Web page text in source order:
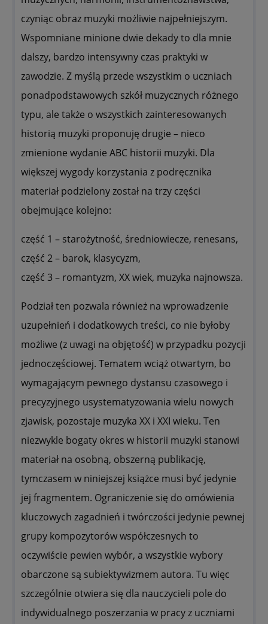
czyniąc obraz muzyki możliwie najpełniejszym.
Wspomniane minione dwie dekady to dla mnie
dalszy, bardzo intensywny czas praktyki w
zawodzie. Z myślą przede wszystkim o uczniach
ponadpodstawowych szkół muzycznych różnego
typu, ale także o wszystkich zainteresowanych
historią muzyki proponuję drugie – nieco
zmienione wydanie ABC historii muzyki. Dla
większej wygody korzystania z podręcznika
materiał podzielony został na trzy części
obejmujące kolejno:
część 1 – starożytność, średniowiecze, renesans,
część 2 – barok, klasycyzm,
część 3 – romantyzm, XX wiek, muzyka najnowsza.
Podział ten pozwala również na wprowadzenie
uzupełnień i dodatkowych treści, co nie byłoby
możliwe (z uwagi na objętość) w przypadku pozycji
jednoczęściowej. Tematem wciąż otwartym, bo
wymagającym pewnego dystansu czasowego i
precyzyjnego usystematyzowania wielu nowych
zjawisk, pozostaje muzyka XX i XXI wieku. Ten
niezwykle bogaty okres w historii muzyki stanowi
materiał na osobną, obszerną publikację,
tymczasem w niniejszej książce musi być jedynie
jej fragmentem. Ograniczenie się do omówienia
kluczowych zagadnień i twórczości jedynie pewnej
grupy kompozytorów współczesnych to
oczywiście pewien wybór, a wszystkie wybory
obarczone są subiektywizmem autora. Tu więc
szczególnie otwiera się dla nauczycieli pole do
indywidualnego poszerzania w pracy z uczniami